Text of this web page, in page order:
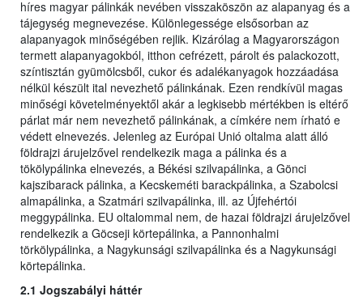
híres magyar pálinkák nevében visszaköszön az alapanyag és a
tájegység megnevezése. Különlegessége elsősorban az
alapanyagok minőségében rejlik. Kizárólag a Magyarországon
termett alapanyagokból, itthon cefrézett, párolt és palackozott,
színtisztán gyümölcsből, cukor és adalékanyagok hozzáadása
nélkül készült ital nevezhető pálinkának. Ezen rendkívül magas
minőségi követelményektől akár a legkisebb mértékben is eltérő
párlat már nem nevezhető pálinkának, a címkére nem írható e
védett elnevezés. Jelenleg az Európai Unió oltalma alatt álló
földrajzi árujelzővel rendelkezik maga a pálinka és a
tökölypálinka elnevezés, a Békési szilvapálinka, a Gönci
kajszibarack pálinka, a Kecskeméti barackpálinka, a Szabolcsi
almapálinka, a Szatmári szilvapálinka, ill. az Újfehértói
meggypálinka. EU oltalommal nem, de hazai földrajzi árujelzővel
rendelkezik a Göcseji körtepálinka, a Pannonhalmi
törkölypálinka, a Nagykunsági szilvapálinka és a Nagykunsági
körtepálinka.
2.1 Jogszabályi háttér